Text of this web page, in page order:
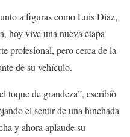
a figuras como Luis Díaz,
hoy vive una nueva etapa
profesional, pero cerca de la
de su vehículo.
toque de grandeza”, escribió
el sentir de una hinchada
y ahora aplaude su